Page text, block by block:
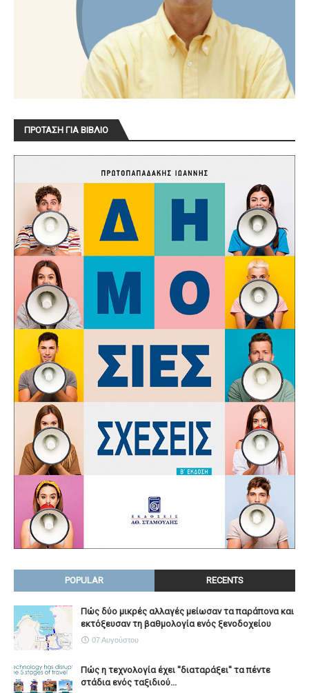
ΠΡΟΤΑΣΗ ΓΙΑ ΒΙΒΛΙΟ
POPULAR RECENTS
Πώς δύο μικρές αλλαγές μείωσαν τα παράπονα και
εκτόξευσαν τη βαθμολογία ενός ξενοδοχείου
07 Αυγούστου
Πώς η τεχνολογία έχει ''διαταράξει'' τα πέντε
στάδια ενός ταξιδιού...